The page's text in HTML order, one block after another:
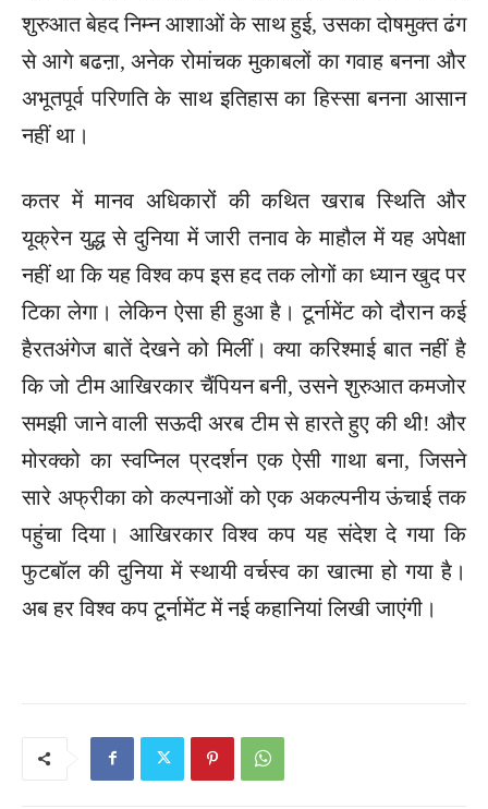
शुरुआत बेहद निम्न आशाओं के साथ हुई, उसका दोषमुक्त ढंग
से आगे बढऩा, अनेक रोमांचक मुकाबलों का गवाह बनना और
अभूतपूर्व परिणति के साथ इतिहास का हिस्सा बनना आसान
नहीं था।
कतर में मानव अधिकारों की कथित खराब स्थिति और
यूक्रेन युद्ध से दुनिया में जारी तनाव के माहौल में यह अपेक्षा
नहीं था कि यह विश्व कप इस हद तक लोगों का ध्यान खुद पर
टिका लेगा। लेकिन ऐसा ही हुआ है। टूर्नामेंट को दौरान कई
हैरतअंगेज बातें देखने को मिलीं। क्या करिश्माई बात नहीं है
कि जो टीम आखिरकार चैंपियन बनी, उसने शुरुआत कमजोर
समझी जाने वाली सऊदी अरब टीम से हारते हुए की थी! और
मोरक्को का स्वप्निल प्रदर्शन एक ऐसी गाथा बना, जिसने
सारे अफ्रीका को कल्पनाओं को एक अकल्पनीय ऊंचाई तक
पहुंचा दिया। आखिरकार विश्व कप यह संदेश दे गया कि
फुटबॉल की दुनिया में स्थायी वर्चस्व का खात्मा हो गया है।
अब हर विश्व कप टूर्नामेंट में नई कहानियां लिखी जाएंगी।